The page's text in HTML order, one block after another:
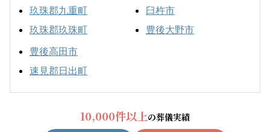
玖珠郡九重町
玖珠郡玖珠町
臼杵市
豊後大野市
豊後高田市
速見郡日出町
10,000件以上の葬儀実績